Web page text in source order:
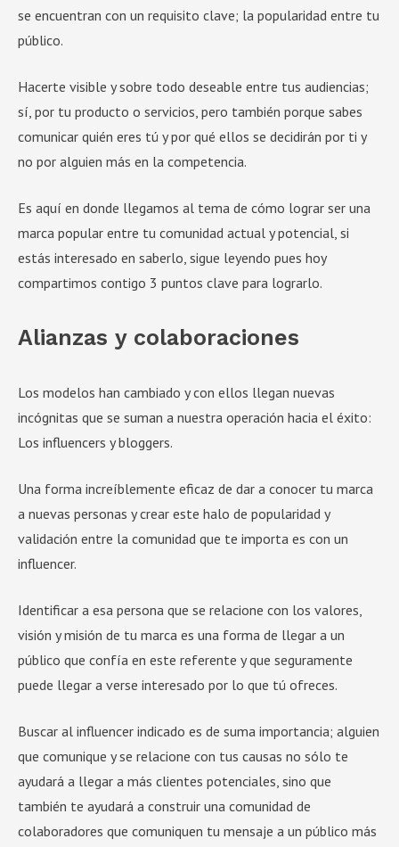
se encuentran con un requisito clave; la popularidad entre tu
público.
Hacerte visible y sobre todo deseable entre tus audiencias;
sí, por tu producto o servicios, pero también porque sabes
comunicar quién eres tú y por qué ellos se decidirán por ti y
no por alguien más en la competencia.
Es aquí en donde llegamos al tema de cómo lograr ser una
marca popular entre tu comunidad actual y potencial, si
estás interesado en saberlo, sigue leyendo pues hoy
compartimos contigo 3 puntos clave para lograrlo.
Alianzas y colaboraciones
Los modelos han cambiado y con ellos llegan nuevas
incógnitas que se suman a nuestra operación hacia el éxito:
Los influencers y bloggers.
Una forma increíblemente eficaz de dar a conocer tu marca
a nuevas personas y crear este halo de popularidad y
validación entre la comunidad que te importa es con un
influencer.
Identificar a esa persona que se relacione con los valores,
visión y misión de tu marca es una forma de llegar a un
público que confía en este referente y que seguramente
puede llegar a verse interesado por lo que tú ofreces.
Buscar al influencer indicado es de suma importancia; alguien
que comunique y se relacione con tus causas no sólo te
ayudará a llegar a más clientes potenciales, sino que
también te ayudará a construir una comunidad de
colaboradores que comuniquen tu mensaje a un público más